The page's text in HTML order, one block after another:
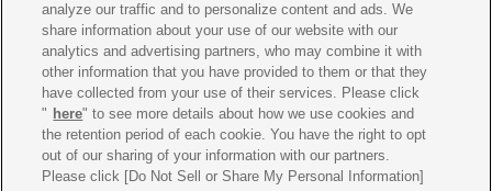
その他用品
イベント&エンターテイメント
オンラインショップ
企業情報
ご利用規約 推薦環境 プライバシーポリシー Cookie ポリシー
analyze our traffic and to personalize content and ads. We
share information about your use of our website with our
analytics and advertising partners, who may combine it with
other information that you have provided to them or that they
have collected from your use of their services. Please click
" here" to see more details about how we use cookies and
the retention period of each cookie. You have the right to opt
out of our sharing of your information with our partners.
Please click [Do Not Sell or Share My Personal Information]